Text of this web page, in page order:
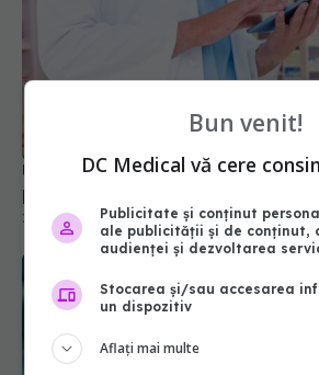
Unifarm: Canalul de Urgență,
pacienții care nu găsesc
20 iul 2026, 15:16
Bun venit!
DC Medical vă cere
Publicitate și conținut
ale publicității și de conținut,
audienței și dezvoltarea
Stocarea și/sau accesarea
un dispozitiv
Aflați mai multe